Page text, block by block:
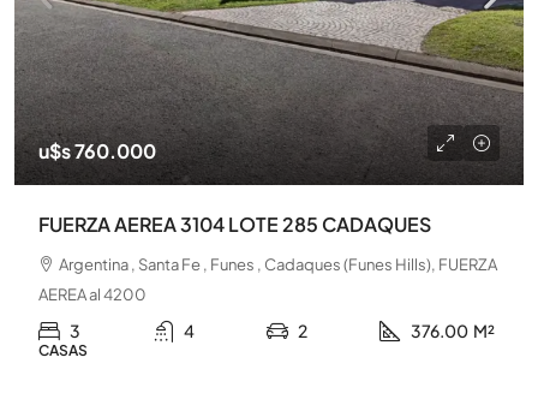
u$s 760.000
FUERZA AEREA 3104 LOTE 285 CADAQUES
Argentina , Santa Fe , Funes , Cadaques (Funes Hills), FUERZA
AEREA al 4200
3 4 2 376.00 M²
CASAS